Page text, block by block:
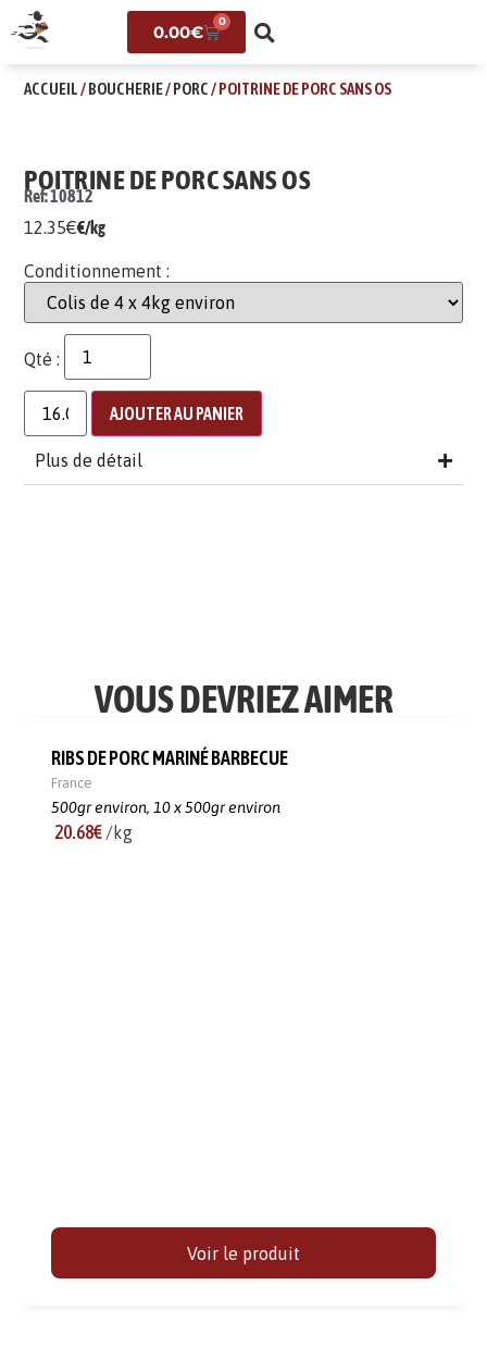
0.00€
0
ACCUEIL/BOUCHERIE/PORC/ POITRINE DE PORC SANS OS
POITRINE DE PORC SANS OS
Ref: 10812
12.35€€/kg
Conditionnement :
Qté :
AJOUTER AU PANIER
Plus de détail
VOUS DEVRIEZ AIMER
RIBS DE PORC MARINÉ BARBECUE
France
500gr environ,10 x 500gr environ
20.68€ /kg
Voir le produit